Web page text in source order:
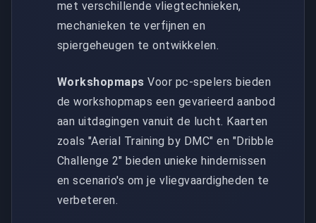
met verschillende vliegtechnieken,
mechanieken te verfijnen en
spiergeheugen te ontwikkelen.
Workshopmaps Voor pc-spelers bieden
de workshopmaps een gevarieerd aanbod
aan uitdagingen vanuit de lucht. Kaarten
zoals "Aerial Training by DMC" en "Dribble
Challenge 2" bieden unieke hindernissen
en scenario's om je vliegvaardigheden te
verbeteren.